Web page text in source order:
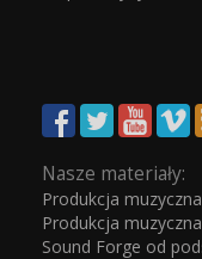
Nasze materiały:
Produkcja
Produkcja
Sound Forge od